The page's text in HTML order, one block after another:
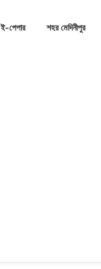
ই-পেপার শহর মেদিনীপুর